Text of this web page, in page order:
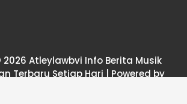
Atleylawbvi Info Berita Musik
Terbaru Setiap Hari | Powered by